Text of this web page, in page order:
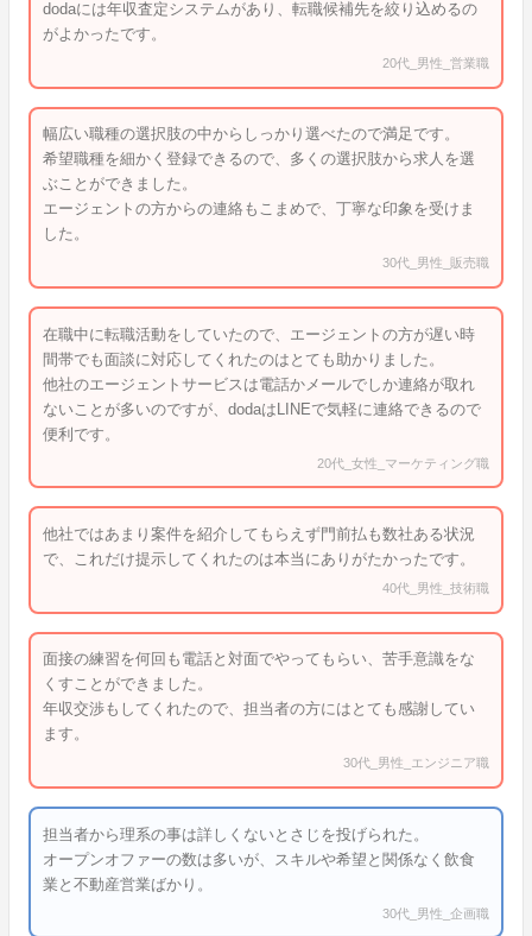
dodaには年収査定システムがあり、転職候補先を絞り込めるの
がよかったです。
20代_男性_営業職
幅広い職種の選択肢の中からしっかり選べたので満足です。
希望職種を細かく登録できるので、多くの選択肢から求人を選
ぶことができました。
エージェントの方からの連絡もこまめで、丁寧な印象を受けま
した。
30代_男性_販売職
在職中に転職活動をしていたので、エージェントの方が遅い時
間帯でも面談に対応してくれたのはとても助かりました。
他社のエージェントサービスは電話かメールでしか連絡が取れ
ないことが多いのですが、dodaはLINEで気軽に連絡できるので
便利です。
20代_女性_マーケティング職
他社ではあまり案件を紹介してもらえず門前払も数社ある状況
で、これだけ提示してくれたのは本当にありがたかったです。
40代_男性_技術職
面接の練習を何回も電話と対面でやってもらい、苦手意識をな
くすことができました。
年収交渉もしてくれたので、担当者の方にはとても感謝してい
ます。
30代_男性_エンジニア職
担当者から理系の事は詳しくないとさじを投げられた。
オープンオファーの数は多いが、スキルや希望と関係なく飲食
業と不動産営業ばかり。
30代_男性_企画職